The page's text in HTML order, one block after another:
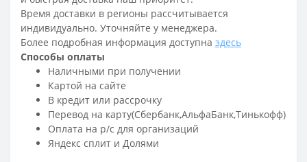
Время доставки в регионы рассчитывается
индивидуально. Уточняйте у менеджера.
Более подробная информация доступна здесь
Способы оплаты
Наличными при получении
Картой на сайте
В кредит или рассрочку
Перевод на карту(Сбербанк,АльфаБанк,Тинькофф)
Оплата на р/c для организаций
Яндекс сплит и Долями